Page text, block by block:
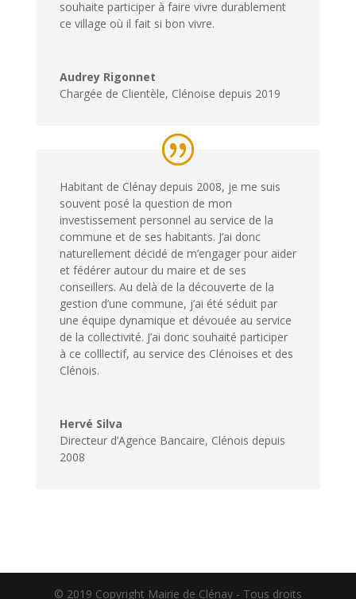
souhaite participer à faire vivre durablement
ce village où il fait si bon vivre.
Audrey Rigonnet
Chargée de Clientèle, Clénoise depuis 2019
Habitant de Clénay depuis 2008, je me suis
souvent posé la question de mon
investissement personnel au service de la
commune et de ses habitants. J’ai donc
naturellement décidé de m’engager pour aider
et fédérer autour du maire et de ses
conseillers. Au delà de la découverte de la
gestion d’une commune, j’ai été séduit par
une équipe dynamique et dévouée au service
de la collectivité. J’ai donc souhaité participer
à ce colllectif, au service des Clénoises et des
Clénois.
Hervé Silva
Directeur d’Agence Bancaire, Clénois depuis
2008
© 2019 Copyright Mairie de Clénay - Tous droits